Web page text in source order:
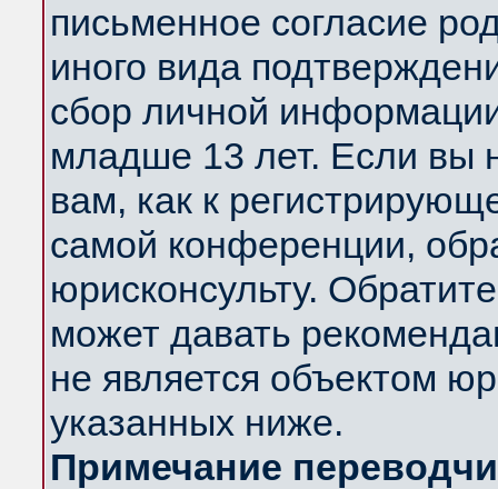
письменное согласие
иного вида
сбор личной
младше 13 лет. Если вы
вам, как к
самой конференции,
юрисконсульту.
может давать
не является объектом
указанных ниже.
Примечание